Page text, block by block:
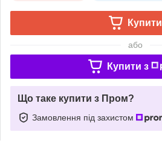
Купити
або
Купити з
Що таке купити з Пром?
Замовлення під захистом